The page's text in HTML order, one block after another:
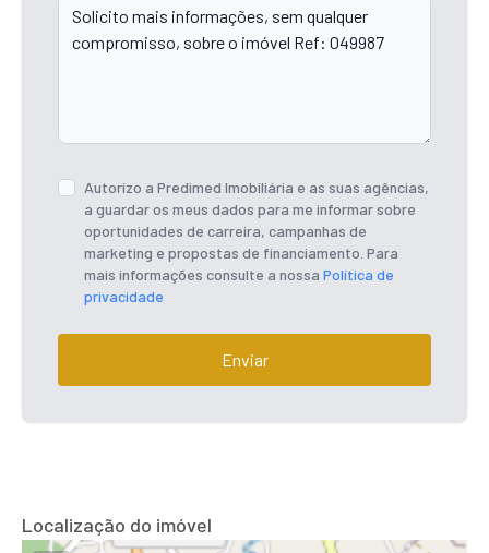
Autorizo a Predimed Imobiliária e as suas agências,
a guardar os meus dados para me informar sobre
oportunidades de carreira, campanhas de
marketing e propostas de financiamento. Para
mais informações consulte a nossa Política de
privacidade
Enviar
Localização do imóvel